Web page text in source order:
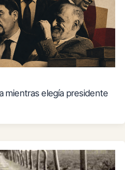
mientras elegía presidente